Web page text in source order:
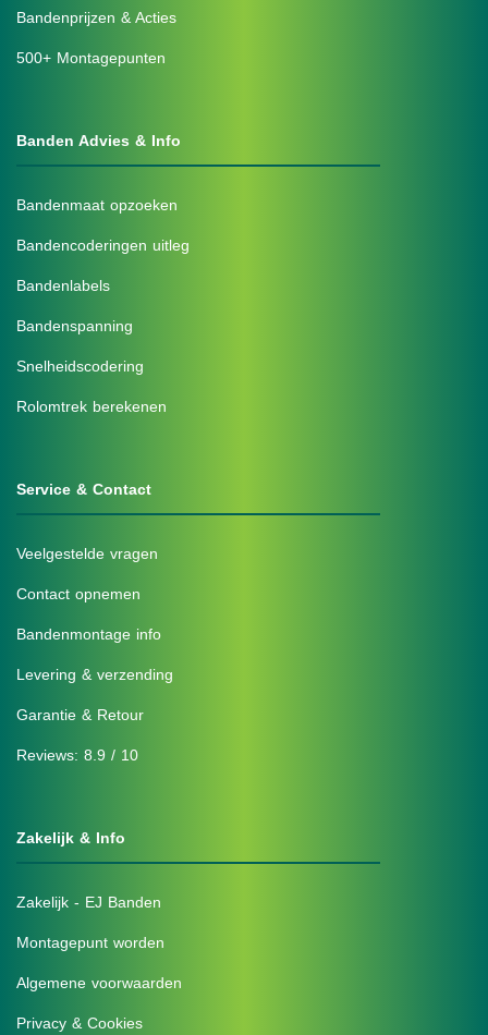
Bandenprijzen & Acties
500+ Montagepunten
Banden Advies & Info
Bandenmaat opzoeken
Bandencoderingen uitleg
Bandenlabels
Bandenspanning
Snelheidscodering
Rolomtrek berekenen
Service & Contact
Veelgestelde vragen
Contact opnemen
Bandenmontage info
Levering & verzending
Garantie & Retour
Reviews: 8.9 / 10
Zakelijk & Info
Zakelijk - EJ Banden
Montagepunt worden
Algemene voorwaarden
Privacy & Cookies